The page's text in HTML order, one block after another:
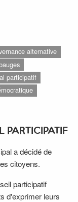
alternative
participatif
PARTICIPATIF
a décidé de
citoyens.
participatif
d'exprimer leurs